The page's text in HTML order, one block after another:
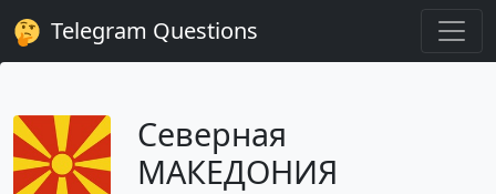
Telegram Questions
Северная
МАКЕДОНИЯ